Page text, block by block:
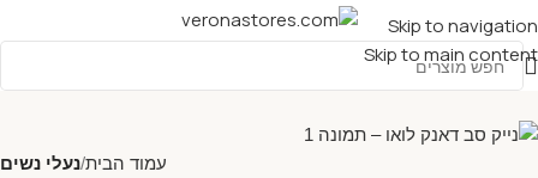
Skip to navigation
Skip to main content
עמוד הבית נעלי נשים